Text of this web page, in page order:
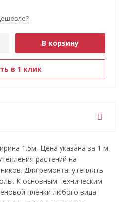
В корзину
в 1 клик
1.5м, Цена указана за 1 м.
растений на
Для ремонта: утеплять
К основным техническим
пленки любого вида